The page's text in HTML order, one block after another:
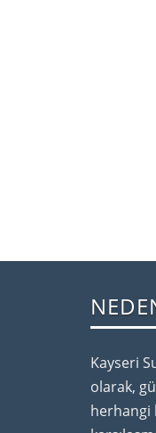
Kayseri
olarak,
herhangi